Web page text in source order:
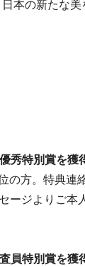
本の新たな
特別賞を獲
の方。 特典
ージよりご本
特別賞を獲